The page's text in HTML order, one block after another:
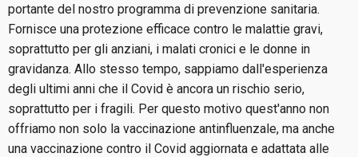
portante del nostro programma di prevenzione sanitaria.
Fornisce una protezione efficace contro le malattie gravi,
soprattutto per gli anziani, i malati cronici e le donne in
gravidanza. Allo stesso tempo, sappiamo dall'esperienza
degli ultimi anni che il Covid è ancora un rischio serio,
soprattutto per i fragili. Per questo motivo quest'anno non
offriamo non solo la vaccinazione antinfluenzale, ma anche
una vaccinazione contro il Covid aggiornata e adattata alle